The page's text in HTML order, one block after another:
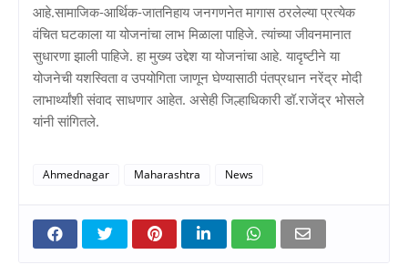
आहे.सामाजिक-आर्थिक-जातनिहाय जनगणनेत मागास ठरलेल्या प्रत्येक
वंचित घटकाला या योजनांचा लाभ मिळाला पाहिजे. त्यांच्या जीवनमानात
सुधारणा झाली पाहिजे. हा मुख्य उद्देश या योजनांचा आहे. यादृष्टीने या
योजनेची यशस्विता व उपयोगिता जाणून घेण्यासाठी पंतप्रधान नरेंद्र मोदी
लाभार्थ्यांशी संवाद साधणार आहेत. असेही जिल्हाधिकारी डॉ.राजेंद्र भोसले
यांनी सांगितले.
Ahmednagar Maharashtra News